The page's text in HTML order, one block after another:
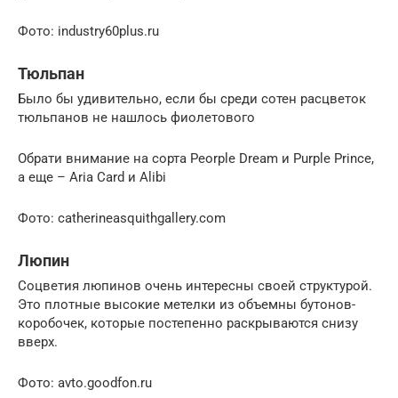
Фото: industry60plus.ru
Тюльпан
Было бы удивительно, если бы среди сотен расцветок
тюльпанов не нашлось фиолетового
Обрати внимание на сорта Peorple Dream и Purple Prince,
а еще – Aria Card и Alibi
Фото: catherineasquithgallery.com
Люпин
Соцветия люпинов очень интересны своей структурой.
Это плотные высокие метелки из объемны бутонов-
коробочек, которые постепенно раскрываются снизу
вверх.
Фото: avto.goodfon.ru